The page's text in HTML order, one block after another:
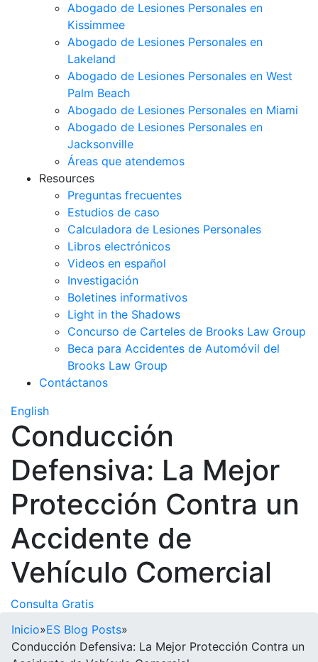
Abogado de Lesiones Personales en
Kissimmee
Abogado de Lesiones Personales en
Lakeland
Abogado de Lesiones Personales en West
Palm Beach
Abogado de Lesiones Personales en Miami
Abogado de Lesiones Personales en
Jacksonville
Áreas que atendemos
Resources
Preguntas frecuentes
Estudios de caso
Calculadora de Lesiones Personales
Libros electrónicos
Videos en español
Investigación
Boletines informativos
Light in the Shadows
Concurso de Carteles de Brooks Law Group
Beca para Accidentes de Automóvil del
Brooks Law Group
Contáctanos
English
Conducción
Defensiva: La Mejor
Protección Contra un
Accidente de
Vehículo Comercial
Consulta Gratis
Inicio»ES Blog Posts»
Conducción Defensiva: La Mejor Protección Contra un